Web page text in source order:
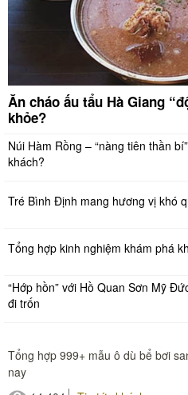
Ăn cháo ấu tẩu Hà Giang
khỏe?
Núi Hàm Rồng – “nàng tiên thần
khách?
Tré Bình Định mang hương vị khó
Tổng hợp kinh nghiệm khám phá
“Hớp hồn” với Hồ Quan Sơn Mỹ
đi trốn
Tổng hợp 999+ mẫu ô dù bể bơi
nay